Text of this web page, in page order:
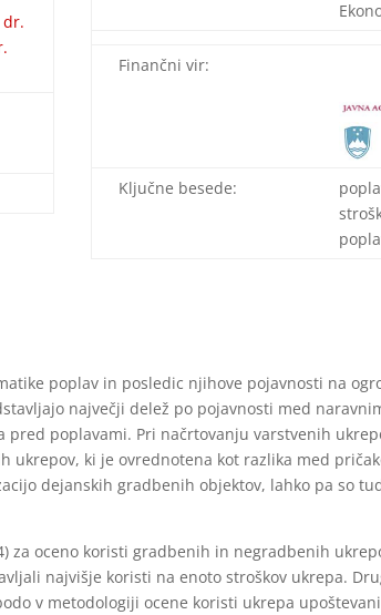
dr.
Finančni vir:
Ključne besede:
poplav in posledic njihove pojavnosti na
največji delež po pojavnosti med
poplavami. Pri načrtovanju varstvenih
ki je ovrednotena kot razlika med
dejanskih gradbenih objektov, lahko pa so
za oceno koristi gradbenih in negradbenih
najvišje koristi na enoto stroškov ukrepa.
v metodologiji ocene koristi ukrepa